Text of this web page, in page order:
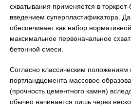
схватывания применяется в
введением суперпластификатора.
обеспечивает как набор
максимальное первоначальное
бетонной смеси.
Согласно классическим положениям
портландцемента массовое
(прочность цементного камня)
обычно начинается лишь через